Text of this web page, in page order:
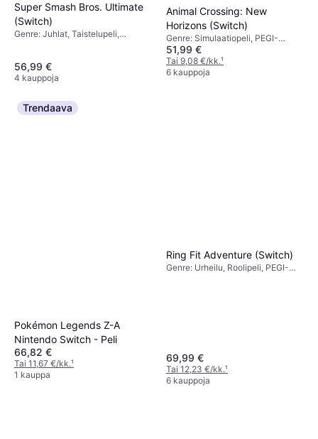
Super Smash Bros. Ultimate
(Switch)
Genre: Juhlat, Taistelupeli,
56,99 €
4 kauppoja
Animal Crossing: New
Horizons (Switch)
Genre: Simulaatiopeli, PEGI-
ikärajaus: 3
51,99 €
Tai 9,08 €/kk.¹
6 kauppoja
Trendaava
Pokémon Legends Z-A
Nintendo Switch - Peli
66,82 €
Tai 11,67 €/kk.¹
1 kauppa
Ring Fit Adventure (Switch)
Genre: Urheilu, Roolipeli, PEGI-
69,99 €
Tai 12,23 €/kk.¹
6 kauppoja